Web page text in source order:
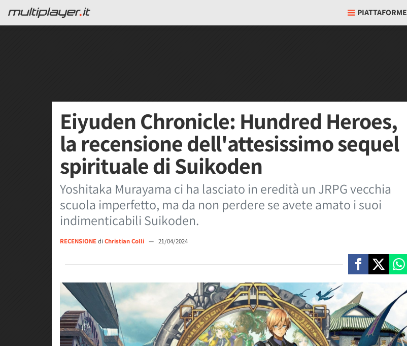
PIATTAFORME
Eiyuden Chronicle: Hundred Heroes,
la recensione dell'attesissimo sequel
spirituale di Suikoden
Yoshitaka Murayama ci ha lasciato in eredità un JRPG vecchia
scuola imperfetto, ma da non perdere se avete amato i suoi
indimenticabili Suikoden.
RECENSIONEdi Christian Colli — 21/04/2024